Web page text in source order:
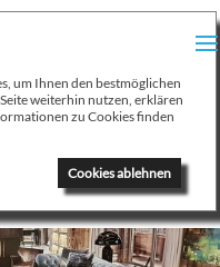
um Ihnen den bestmöglichen
weiterhin nutzen, erklären
zu Cookies finden
Cookies ablehnen
- Wartung - Reparatur
Heizkamine